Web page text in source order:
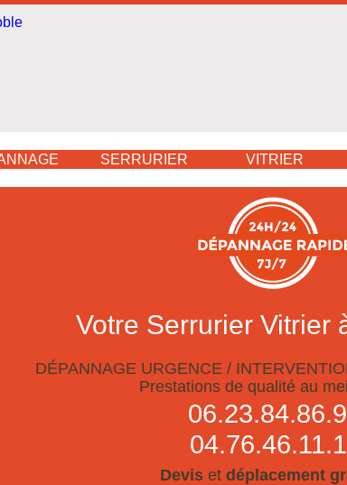
SERRURIER VITRIER
Votre Serrurier Vitrier
DÉPANNAGE URGENCE /
Prestations de qualité au
Devis et déplacement